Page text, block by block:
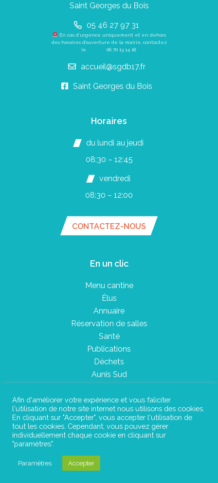
Saint Georges du Bois
05 46 27 97 31
En cas d’urgence uniquement et en dehors
des horaires d’ouverture de la mairie, contactez
le 06 70 13 14 18
accueil@sgdb17.fr
Saint Georges du Bois
Horaires
du lundi au jeudi
08:30 – 12:45
vendredi
08:30 – 12:00
CONTACTEZ-NOUS
En un clic
Menu cantine
Élus
Annuaire
Réservation de salles
Santé
Publications
Déchets
Aunis Sud
Plan du site
Mentions légales
©Instant Urbain
Afin d'améliorer votre expérience et vous faliciter
l'utilisation de notre site internet nous utilisons des cookies.
En cliquant sur "Accepter", vous accepter l'utilisation de
tout les cookies. Cependant, vous pouvez gérer
individuellement chaque cookie en cliquant sur
"paramètres".
Paramètres Accepter